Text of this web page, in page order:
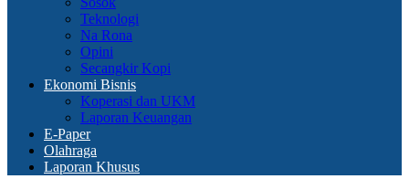
Teknologi
Na Rona
Opini
Secangkir Kopi
Ekonomi Bisnis
Koperasi dan UKM
Laporan Keuangan
E-Paper
Olahraga
Laporan Khusus